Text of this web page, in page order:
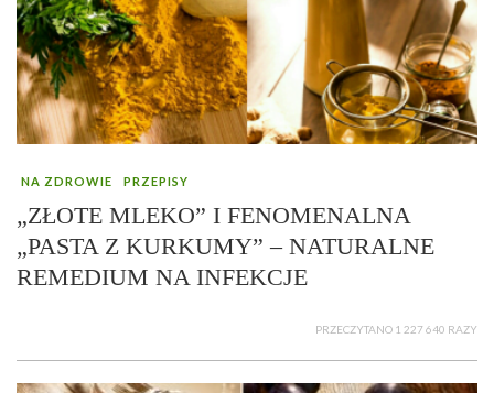
NA ZDROWIE PRZEPISY
„ZŁOTE MLEKO” I FENOMENALNA
„PASTA Z KURKUMY” – NATURALNE
REMEDIUM NA INFEKCJE
PRZECZYTANO 1 227 640 RAZY